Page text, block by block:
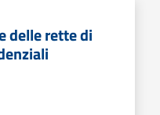
delle rette di